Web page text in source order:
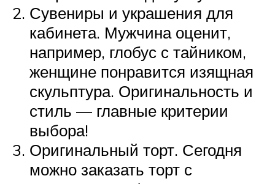
Сувениры и украшения для
кабинета. Мужчина оценит,
например, глобус с тайником,
женщине понравится изящная
скульптура. Оригинальность и
стиль — главные критерии
выбора!
Оригинальный торт. Сегодня
можно заказать торт с